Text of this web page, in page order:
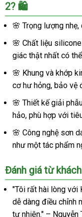
2? 🛍️
🌸 Trọng lượng
🌸 Chất liệu
giác thật nhất có
🌸 Khung và khớp
cơ hư hỏng, bảo vệ
🌸 Thiết kế giải
hảo, phù hợp với
🌸 Công nghệ sơn
như một tác phẩm
Đánh giá từ
"Tôi rất hài lòng với
dễ dàng điều chỉnh
tự nhiên." – Nguyễn